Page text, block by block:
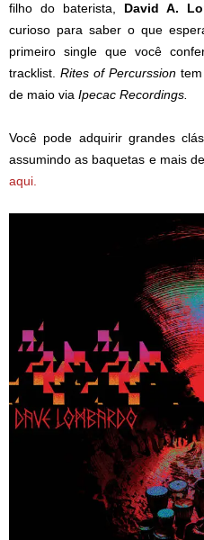
filho do baterista, David A.
curioso para saber o que
primeiro single que você
tracklist.Rites of Percurssion
de maio via Ipecac Recordings.
Você pode adquirir grandes
assumindo as baquetas e mais
aqui.